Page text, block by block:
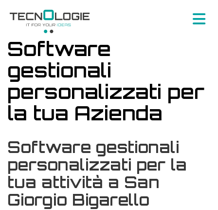
Software
gestionali
personalizzati per
la tua Azienda
Software gestionali
personalizzati per la
tua attività a San
Giorgio Bigarello